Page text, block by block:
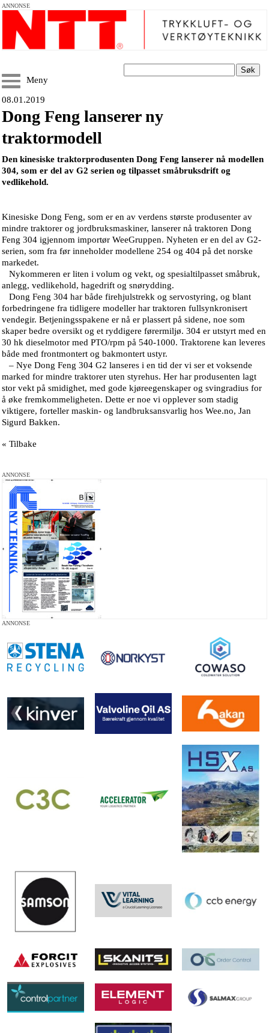
ANNONSE
Søk
Meny
08.01.2019
Dong Feng lanserer ny
traktormodell
Den kinesiske traktorprodusenten Dong Feng lanserer nå modellen
304, som er del av G2 serien og tilpasset småbruksdrift og
vedlikehold.
Kinesiske Dong Feng, som er en av verdens største produsenter av
mindre traktorer og jordbruksmaskiner, lanserer nå traktoren Dong
Feng 304 igjennom importør WeeGruppen. Nyheten er en del av G2-
serien, som fra før inneholder modellene 254 og 404 på det norske
markedet.
Nykommeren er liten i volum og vekt, og spesialtilpasset småbruk,
anlegg, vedlikehold, hagedrift og snørydding.
Dong Feng 304 har både firehjulstrekk og servostyring, og blant
forbedringene fra tidligere modeller har traktoren fullsynkronisert
vendegir. Betjeningsspakene er nå er plassert på sidene, noe som
skaper bedre oversikt og et ryddigere førermiljø. 304 er utstyrt med en
30 hk dieselmotor med PTO/rpm på 540-1000. Traktorene kan leveres
både med frontmontert og bakmontert ustyr.
– Nye Dong Feng 304 G2 lanseres i en tid der vi ser et voksende
marked for mindre traktorer uten styrehus. Her har produsenten lagt
stor vekt på smidighet, med gode kjøreegenskaper og svingradius for
å øke fremkommeligheten. Dette er noe vi opplever som stadig
viktigere, forteller maskin- og landbruksansvarlig hos Wee.no, Jan
Sigurd Bakken.
« Tilbake
ANNONSE
ANNONSE